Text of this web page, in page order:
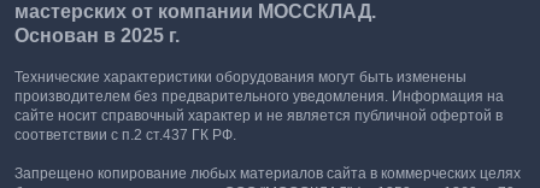
мастерских от компании МОССКЛАД.
Основан в 2025 г.
Технические характеристики оборудования могут быть изменены
производителем без предварительного уведомления. Информация на
сайте носит справочный характер и не является публичной офертой в
соответствии с п.2 ст.437 ГК РФ.
Запрещено копирование любых материалов сайта в коммерческих целях